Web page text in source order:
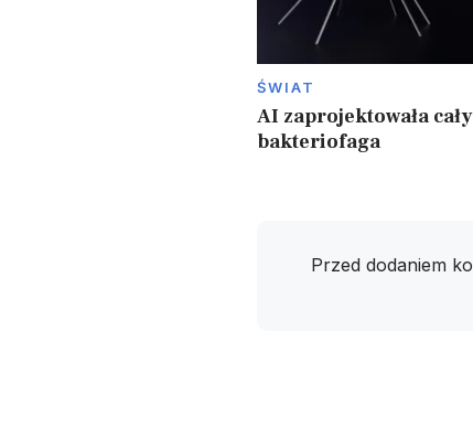
ŚWIAT
AI zaprojektowała
bakteriofaga
Przed dodaniem